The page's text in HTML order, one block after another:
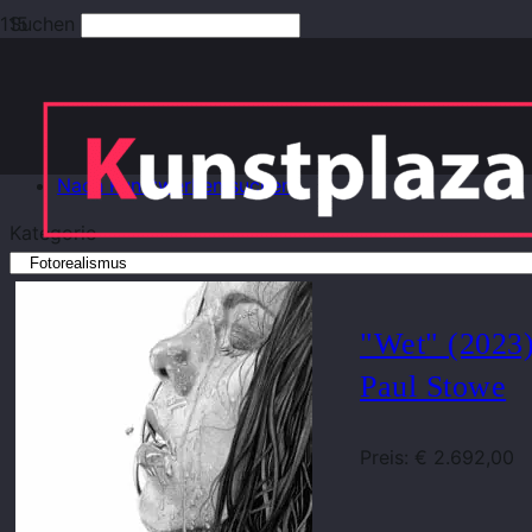
Suchen
Kategorien ansehen
Nach Kunstwerken suchen
Kategorie
"Wet"
Paul Stowe
Preis: € 2.692,00